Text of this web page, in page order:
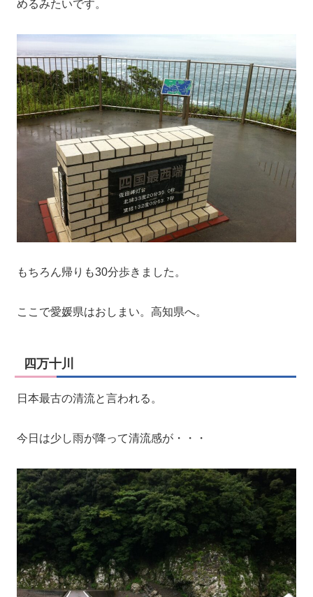
めるみたいです。
もちろん帰りも30分歩きました。
ここで愛媛県はおしまい。高知県へ。
四万十川
日本最古の清流と言われる。
今日は少し雨が降って清流感が・・・